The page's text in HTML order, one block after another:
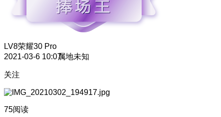
LV8荣耀30 Pro
2021-03-6 10:07属地未知
关注
75阅读